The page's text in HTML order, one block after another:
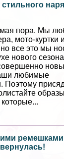
пора. Мы
мото-куртки и
все это мы
нового
любимые
Поэтому